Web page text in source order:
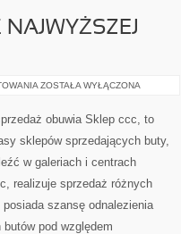
SKLEP
ODZIEŻ
NAJWYŻSZEJ
ZOSTAŁA WYŁĄCZONA
obuwia Sklep ccc, to
sklepów sprzedających buty,
w galeriach i centrach
realizuje sprzedaż różnych
szansę odnalezienia
pod względem